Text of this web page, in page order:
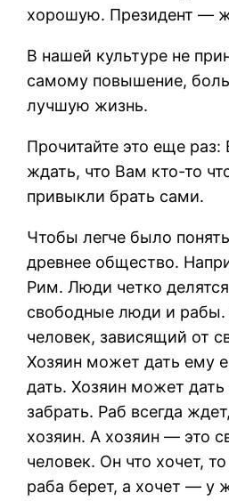
хорошую. Президент —
В нашей культуре не
самому повышение,
лучшую жизнь.
Прочитайте это еще
ждать, что Вам кто-то
привыкли брать сами.
Чтобы легче было
древнее общество.
Рим. Люди четко
свободные люди и
человек, зависящий от
Хозяин может дать ему
дать. Хозяин может
забрать. Раб всегда
хозяин. А хозяин — это
человек. Он что хочет,
раба берет, а хочет — у